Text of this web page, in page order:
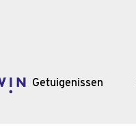
Getuigenissen